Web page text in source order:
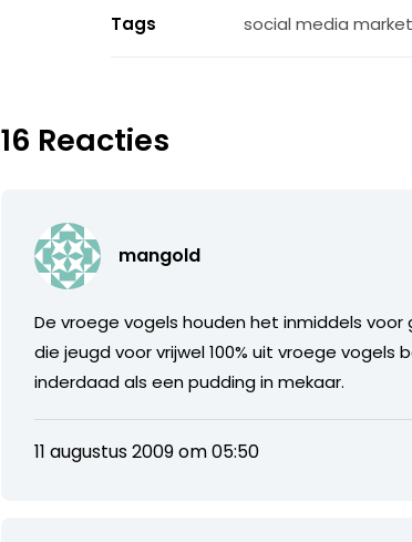
Tags social media
16 Reacties
mangold
De vroege vogels houden het inmiddels
die jeugd voor vrijwel 100% uit vroege
inderdaad als een pudding in mekaar.
11 augustus 2009 om 05:50